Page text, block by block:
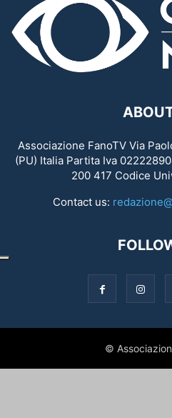
Associazione FanoTV Via
(PU) Italia Partita Iva
200 417 Codice
Contact us:
©